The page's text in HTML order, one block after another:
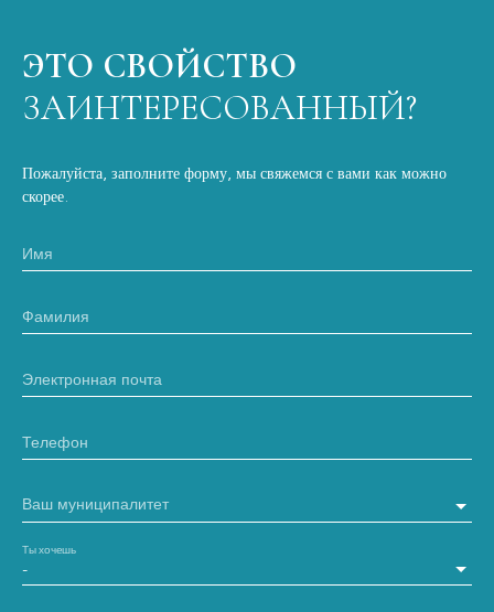
ЭТО СВОЙСТВО
ЗАИНТЕРЕСОВАННЫЙ?
Пожалуйста, заполните форму, мы свяжемся с вами как можно
скорее.
Имя
Фамилия
Электронная почта
Телефон
Ваш муниципалитет
-
Ты хочешь